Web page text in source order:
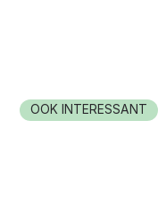
OOK INTERESSANT